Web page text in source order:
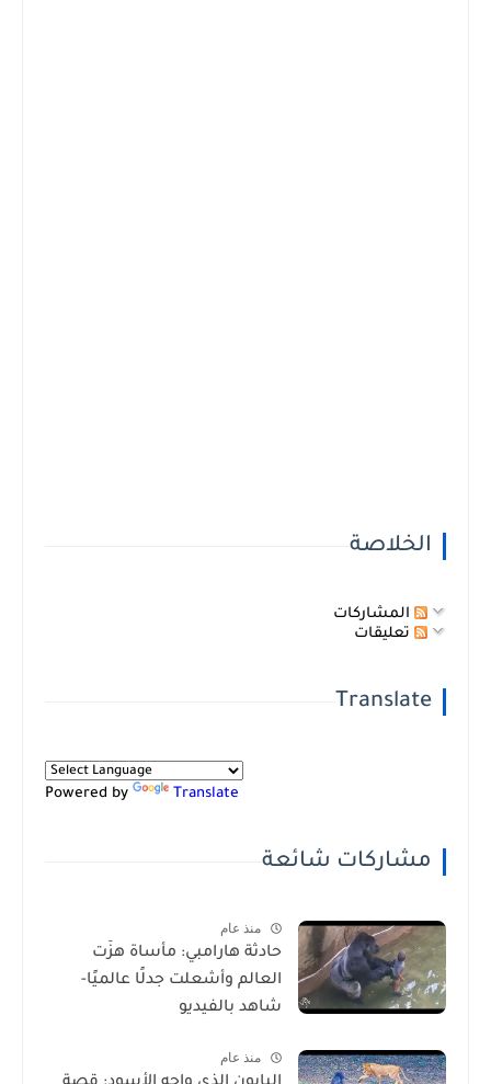
الخلاصة
المشاركات
تعليقات
Translate
Powered by Translate
مشاركات شائعة
منذ عام
حادثة هارامبي: مأساة هزّت
العالم وأشعلت جدلًا عالميًا-
شاهد بالفيديو
منذ عام